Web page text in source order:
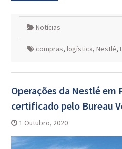
Notícias
compras, logística, Nestlé,
Operações da Nestlé
certificado pelo Bureau
1 Outubro, 2020